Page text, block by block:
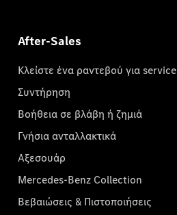
After-Sales
Κλείστε ένα ραντεβού για service
Συντήρηση
Βοήθεια σε βλάβη ή ζημιά
Γνήσια ανταλλακτικά
Αξεσουάρ
Mercedes-Benz Collection
Βεβαιώσεις & Πιστοποιήσεις